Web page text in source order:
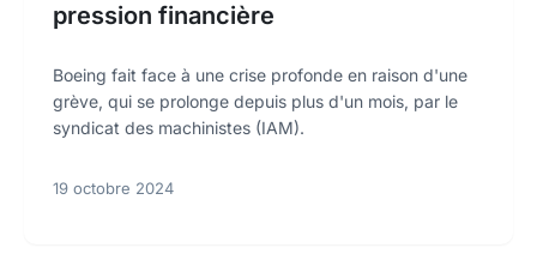
pression financière
Boeing fait face à une crise profonde en raison d'une
grève, qui se prolonge depuis plus d'un mois, par le
syndicat des machinistes (IAM).
19 octobre 2024